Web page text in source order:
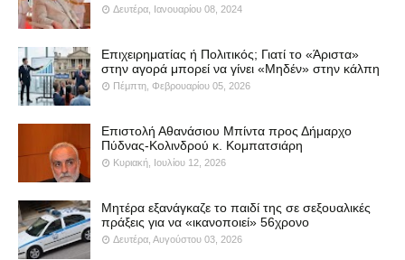
Δευτέρα, Ιανουαρίου 08, 2024
Επιχειρηματίας ή Πολιτικός; Γιατί το «Άριστα»
στην αγορά μπορεί να γίνει «Μηδέν» στην κάλπη
Πέμπτη, Φεβρουαρίου 05, 2026
Επιστολή Αθανάσιου Μπίντα προς Δήμαρχο
Πύδνας-Κολινδρού κ. Κομπατσιάρη
Κυριακή, Ιουλίου 12, 2026
Μητέρα εξανάγκαζε το παιδί της σε σεξουαλικές
πράξεις για να «ικανοποιεί» 56χρονο
Δευτέρα, Αυγούστου 03, 2026